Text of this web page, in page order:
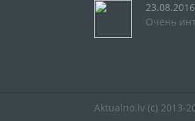
23.08.2016
Очень
Aktualno.lv (c) 2013-